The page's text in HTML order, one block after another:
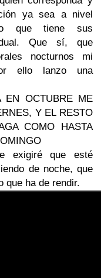
ya sea a nivel
que tiene sus
Que sí, que
nocturnos mi
ello lanzo una
EN OCTUBRE ME
Y EL RESTO
COMO HASTA
exigiré que esté
de noche, que
que ha de rendir.